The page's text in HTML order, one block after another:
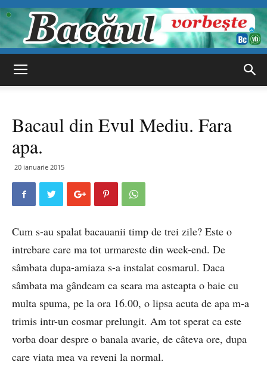
vorbește
Bacaul din Evul Mediu. Fara
apa.
20 ianuarie 2015
Cum s-au spalat bacauanii timp de trei zile? Este o
intrebare care ma tot urmareste din week-end. De
sâmbata dupa-amiaza s-a instalat cosmarul. Daca
sâmbata ma gândeam ca seara ma asteapta o baie cu
multa spuma, pe la ora 16.00, o lipsa acuta de apa m-a
trimis intr-un cosmar prelungit. Am tot sperat ca este
vorba doar despre o banala avarie, de câteva ore, dupa
care viata mea va reveni la normal.